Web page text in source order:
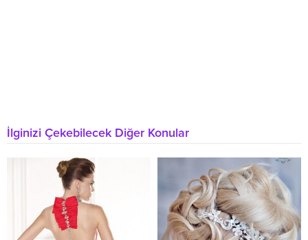
İlginizi Çekebilecek Diğer Konular